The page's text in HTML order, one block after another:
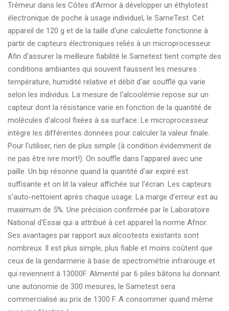
Trémeur dans les Côtes d'Armor à développer un éthylotest
électronique de poche à usage individuel, le SameTest. Cet
appareil de 120 g et de la taille d'une calculette fonctionne à
partir de capteurs électroniques reliés à un microprocesseur.
Afin d'assurer la meilleure fiabilité le Sametest tient compte des
conditions ambiantes qui souvent faussent les mesures :
température, humidité relative et débit d'air soufflé qui varie
selon les individus. La mesure de l'alcoolémie repose sur un
capteur dont la résistance varie en fonction de la quantité de
molécules d'alcool fixées à sa surface. Le microprocesseur
intègre les différentes données pour calculer la valeur finale.
Pour l'utiliser, rien de plus simple (à condition évidemment de
ne pas être ivre mort!). On souffle dans l'appareil avec une
paille. Un bip résonne quand la quantité d'air expiré est
suffisante et on lit la valeur affichée sur l'écran. Les capteurs
s'auto-nettoient après chaque usage. La marge d'erreur est au
maximum de 5%. Une précision confirmée par le Laboratoire
National d'Essai qui a attribué à cet appareil la norme Afnor.
Ses avantages par rapport aux alcootests existants sont
nombreux. Il est plus simple, plus fiable et moins coûtent que
ceux de la gendarmerie à base de spectrométrie infrarouge et
qui reviennent à 13000F. Alimenté par 6 piles bâtons lui donnant
une autonomie de 300 mesures, le Sametest sera
commercialisé au prix de 1300 F. A consommer quand même